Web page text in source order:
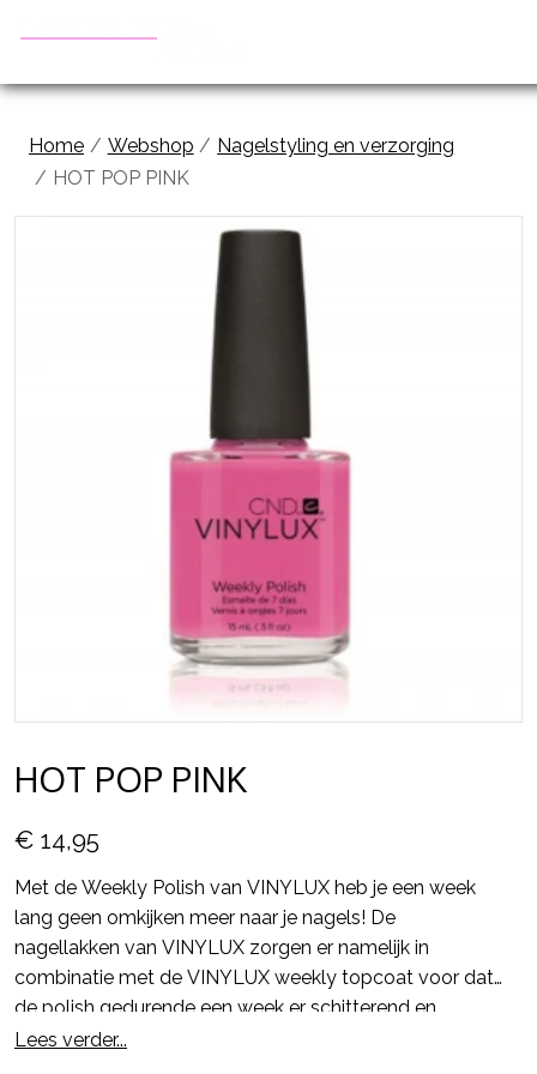
Home Webshop
Nagelstyling en verzorging
HOT POP PINK
HOT POP PINK
€ 14,95
Met de Weekly Polish van VINYLUX heb je een week
lang geen omkijken meer naar je nagels! De
nagellakken van VINYLUX zorgen er namelijk in
combinatie met de VINYLUX weekly topcoat voor dat
de polish gedurende een week er schitterend en
glanzend uit blijft zien en alsmaar sterker wordt.
Lees verder...